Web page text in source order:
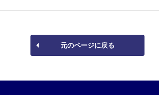
元のページに戻る